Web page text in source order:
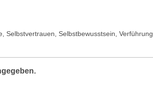
Selbstvertrauen, Selbstbewusstsein, Verführung,